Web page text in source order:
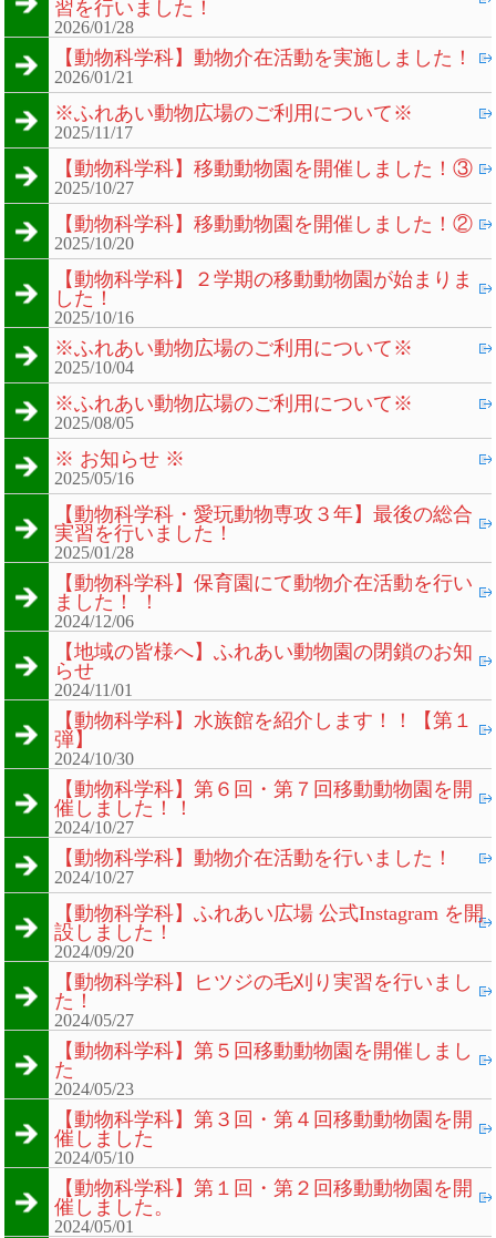
習を行いました！
2026/01/28
【動物科学科】動物介在活動を実施しました！
2026/01/21
※ふれあい動物広場のご利用について※
2025/11/17
【動物科学科】移動動物園を開催しました！③
2025/10/27
【動物科学科】移動動物園を開催しました！②
2025/10/20
【動物科学科】２学期の移動動物園が始まりま
した！
2025/10/16
※ふれあい動物広場のご利用について※
2025/10/04
※ふれあい動物広場のご利用について※
2025/08/05
※ お知らせ ※
2025/05/16
【動物科学科・愛玩動物専攻３年】最後の総合
実習を行いました！
2025/01/28
【動物科学科】保育園にて動物介在活動を行い
ました！ ！
2024/12/06
【地域の皆様へ】ふれあい動物園の閉鎖のお知
らせ
2024/11/01
【動物科学科】水族館を紹介します！！【第１
弾】
2024/10/30
【動物科学科】第６回・第７回移動動物園を開
催しました！！
2024/10/27
【動物科学科】動物介在活動を行いました！
2024/10/27
【動物科学科】ふれあい広場 公式Instagram を開
設しました！
2024/09/20
【動物科学科】ヒツジの毛刈り実習を行いまし
た！
2024/05/27
【動物科学科】第５回移動動物園を開催しまし
た
2024/05/23
【動物科学科】第３回・第４回移動動物園を開
催しました
2024/05/10
【動物科学科】第１回・第２回移動動物園を開
催しました。
2024/05/01